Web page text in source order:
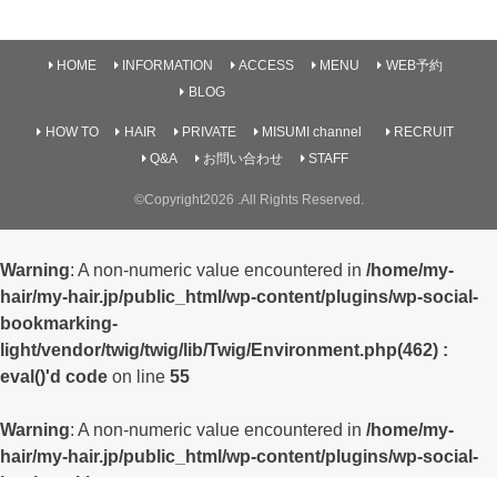
HOME INFORMATION ACCESS MENU
WEB予約
BLOG
HOW TO HAIR PRIVATE MISUMI channel
RECRUIT
Q&A
お問い合わせ STAFF
©Copyright2026 .All Rights Reserved.
Warning: A non-numeric value encountered in /home/my-
hair/my-hair.jp/public_html/wp-content/plugins/wp-social-
bookmarking-
light/vendor/twig/twig/lib/Twig/Environment.php(462) :
eval()'d code on line 55
Warning: A non-numeric value encountered in /home/my-
hair/my-hair.jp/public_html/wp-content/plugins/wp-social-